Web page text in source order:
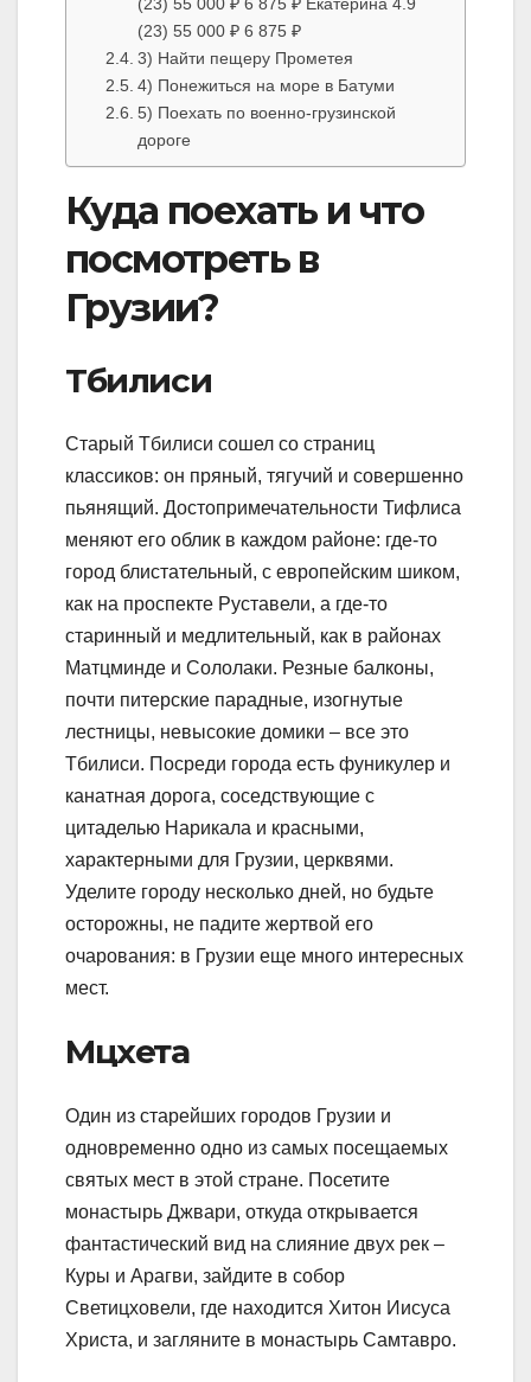
(23) 55 000 ₽ 6 875 ₽ Екатерина 4.9
(23) 55 000 ₽ 6 875 ₽
3) Найти пещеру Прометея
4) Понежиться на море в Батуми
5) Поехать по военно-грузинской
дороге
Куда поехать и что
посмотреть в
Грузии?
Тбилиси
Старый Тбилиси сошел со страниц
классиков: он пряный, тягучий и совершенно
пьянящий. Достопримечательности Тифлиса
меняют его облик в каждом районе: где-то
город блистательный, с европейским шиком,
как на проспекте Руставели, а где-то
старинный и медлительный, как в районах
Матцминде и Сололаки. Резные балконы,
почти питерские парадные, изогнутые
лестницы, невысокие домики – все это
Тбилиси. Посреди города есть фуникулер и
канатная дорога, соседствующие с
цитаделью Нарикала и красными,
характерными для Грузии, церквями.
Уделите городу несколько дней, но будьте
осторожны, не падите жертвой его
очарования: в Грузии еще много интересных
мест.
Мцхета
Один из старейших городов Грузии и
одновременно одно из самых посещаемых
святых мест в этой стране. Посетите
монастырь Джвари, откуда открывается
фантастический вид на слияние двух рек –
Куры и Арагви, зайдите в собор
Светицховели, где находится Хитон Иисуса
Христа, и загляните в монастырь Самтавро.